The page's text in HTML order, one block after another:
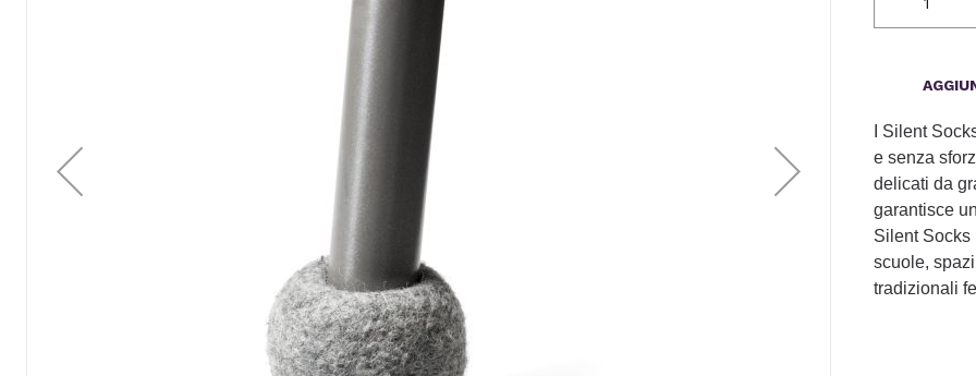
I Silent
e senza
delicati da
garantisce
Silent Socks
scuole,
tradizionali